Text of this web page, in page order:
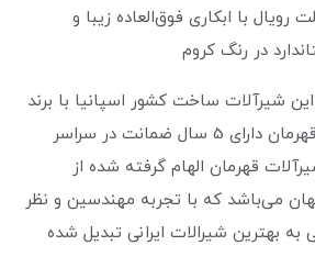
رویال با ابکاری فوق‌العاده زیبا و
در رنگ کروم
شیرآلات ساخت کشور اسپانیا با برند
سدال است محصولات قهرمان دارای 5 سال ضمانت در سراسر
قهرمان الهام گرفته شده از
می‌باشد که با تجربه مهندسین و نظر
به بهترین شیرالات ایرانی تبدیل شده